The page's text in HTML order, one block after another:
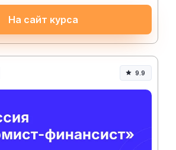
На сайт курса
9.9